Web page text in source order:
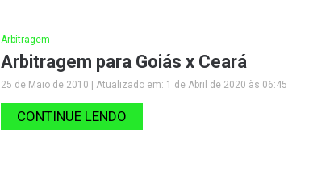
Arbitragem
Arbitragem para Goiás x Ceará
25 de Maio de 2010 | Atualizado em: 1 de Abril de 2020 às 06:45
CONTINUE LENDO